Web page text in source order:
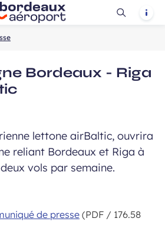
Aller à la navigation
Aller à laOuvrir
Bordeaux - Riga
lettone airBaltic, ouvrira
reliant Bordeaux et Riga à
vols par semaine.
de presse (PDF / 176.58